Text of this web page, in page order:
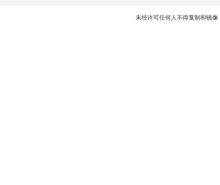
未经许可任何人不得复制和镜